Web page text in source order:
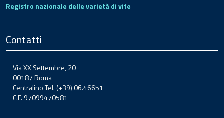
Registro nazionale delle varietà di vite
Contatti
Via XX Settembre, 20
00187 Roma
Centralino Tel. (+39) 06.46651
C.F. 97099470581